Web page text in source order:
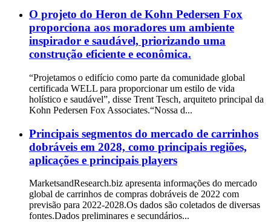
O projeto do Heron de Kohn Pedersen Fox
proporciona aos moradores um ambiente
inspirador e saudável, priorizando uma
construção eficiente e econômica.
“Projetamos o edifício como parte da comunidade global
certificada WELL para proporcionar um estilo de vida
holístico e saudável”, disse Trent Tesch, arquiteto principal da
Kohn Pedersen Fox Associates.“Nossa d...
Principais segmentos do mercado de carrinhos
dobráveis ​​em 2028, como principais regiões,
aplicações e principais players
MarketsandResearch.biz apresenta informações do mercado
global de carrinhos de compras dobráveis ​​de 2022 com
previsão para 2022-2028.Os dados são coletados de diversas
fontes.Dados preliminares e secundários...